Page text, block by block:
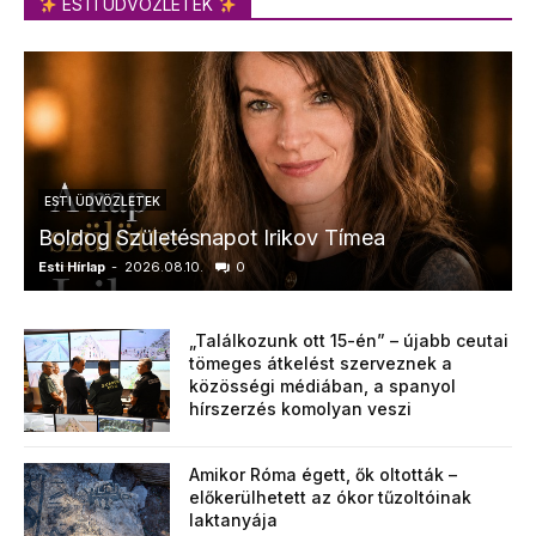
ESTI ÜDVÖZLETEK
ESTI ÜDVÖZLETEK
Boldog Születésnapot Irikov Tímea
Esti Hírlap - 2026.08.10. 0
„Találkozunk ott 15-én” – újabb ceutai
tömeges átkelést szerveznek a
közösségi médiában, a spanyol
hírszerzés komolyan veszi
Amikor Róma égett, ők oltották –
előkerülhetett az ókor tűzoltóinak
laktanyája